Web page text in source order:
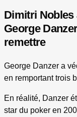
Dimitri Nobles
George
remettre
George Danzer a
en remportant trois
En réalité, Danzer
star du poker en